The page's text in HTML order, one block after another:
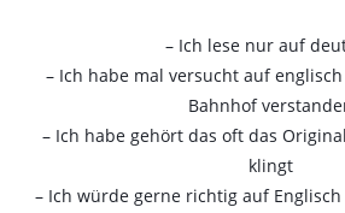
– Ich lese nur auf
– Ich habe mal versucht auf
Bahnhof
– Ich habe gehört das oft das
klingt
– Ich würde gerne richtig auf